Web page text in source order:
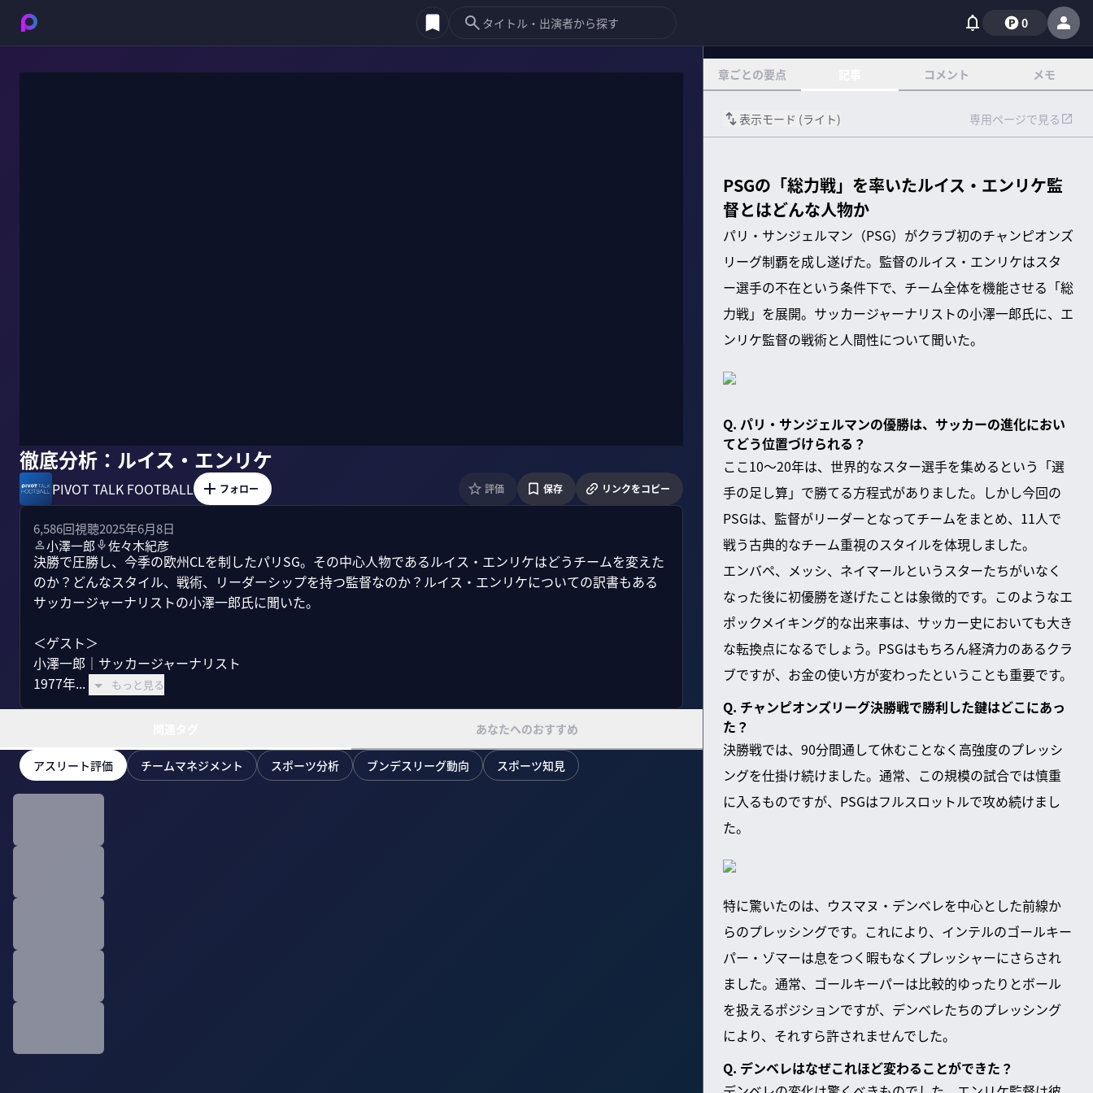
0
徹底分析：ルイス・エンリケ
PIVOT TALK FOOTBALL フォロー 評価 保存 リンクをコピー
6,586回視聴2025年6月8日
小澤一郎
佐々木紀彦
決勝で圧勝し、今季の欧州CLを制したパリSG。その中心人物であるルイス・エンリケはどうチームを変えた
のか？どんなスタイル、戦術、リーダーシップを持つ監督なのか？ルイス・エンリケについての訳書もある
サッカージャーナリストの小澤一郎氏に聞いた。
＜ゲスト＞
小澤一郎｜サッカージャーナリスト
1977年...
もっと見る
あなたへのおすすめ
アスリート評価 チームマネジメント スポーツ分析 ブンデスリーグ動向 スポーツ知見
章ごとの要点 コメント メモ
表示モード (ライト) 専用ページで見る
PSGの「総力戦」を率いたルイス・エンリケ監
督とはどんな人物か
パリ・サンジェルマン（PSG）がクラブ初のチャンピオンズ
リーグ制覇を成し遂げた。監督のルイス・エンリケはスタ
ー選手の不在という条件下で、チーム全体を機能させる「総
力戦」を展開。サッカージャーナリストの小澤一郎氏に、エ
ンリケ監督の戦術と人間性について聞いた。
Q. パリ・サンジェルマンの優勝は、サッカーの進化におい
てどう位置づけられる？
ここ10〜20年は、世界的なスター選手を集めるという「選
手の足し算」で勝てる方程式がありました。しかし今回の
PSGは、監督がリーダーとなってチームをまとめ、11人で
戦う古典的なチーム重視のスタイルを体現しました。
エンバペ、メッシ、ネイマールというスターたちがいなく
なった後に初優勝を遂げたことは象徴的です。このようなエ
ポックメイキング的な出来事は、サッカー史においても大き
な転換点になるでしょう。PSGはもちろん経済力のあるクラ
ブですが、お金の使い方が変わったということも重要です。
Q. チャンピオンズリーグ決勝戦で勝利した鍵はどこにあっ
た？
決勝戦では、90分間通して休むことなく高強度のプレッシ
ングを仕掛け続けました。通常、この規模の試合では慎重
に入るものですが、PSGはフルスロットルで攻め続けまし
た。
特に驚いたのは、ウスマヌ・デンベレを中心とした前線か
らのプレッシングです。これにより、インテルのゴールキー
パー・ゾマーは息をつく暇もなくプレッシャーにさらされ
ました。通常、ゴールキーパーは比較的ゆったりとボール
を扱えるポジションですが、デンベレたちのプレッシング
により、それすら許されませんでした。
Q. デンベレはなぜこれほど変わることができた？